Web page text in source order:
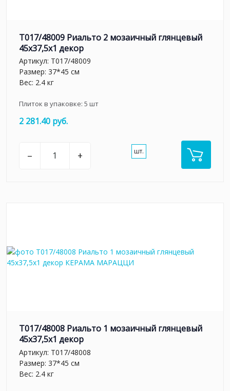
T017/48009 Риальто 2 мозаичный глянцевый
45x37,5x1 декор
Артикул: T017/48009
Размер: 37*45 см
Вес: 2.4 кг
Плиток в упаковке: 5 шт
2 281.40 руб.
– + шт.
T017/48008 Риальто 1 мозаичный глянцевый
45x37,5x1 декор
Артикул: T017/48008
Размер: 37*45 см
Вес: 2.4 кг